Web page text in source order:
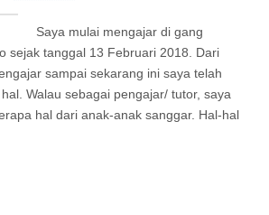
Saya mulai mengajar di gang
sejak tanggal 13 Februari 2018. Dari
sampai sekarang ini saya telah
Walau sebagai pengajar/ tutor, saya
hal dari anak-anak sanggar. Hal-hal